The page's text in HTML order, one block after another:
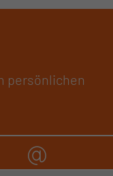
persönlichen
an